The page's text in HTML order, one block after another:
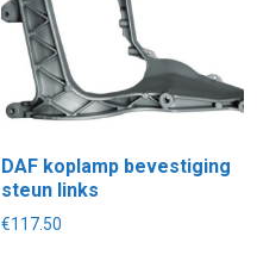
DAF koplamp bevestiging
steun links
€117.50